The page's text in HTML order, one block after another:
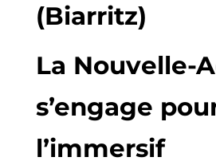
(Biarritz)
La Nouvelle-
s’engage
l’immersif